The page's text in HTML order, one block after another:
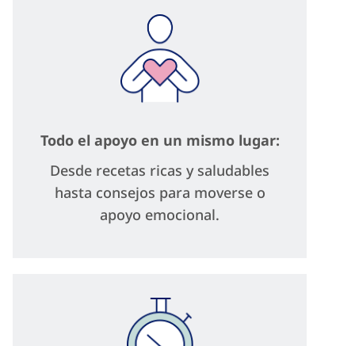
Todo el apoyo en un mismo lugar:
Desde recetas ricas y saludables
hasta consejos para moverse o
apoyo emocional.